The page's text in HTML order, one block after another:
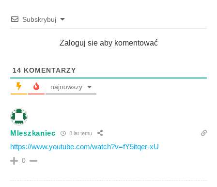
Subskrybuj
Zaloguj sie aby komentować
14 KOMENTARZY
najnowszy
MIeszkaniec 8 lat temu
https://www.youtube.com/watch?v=fY5itqer-xU
0